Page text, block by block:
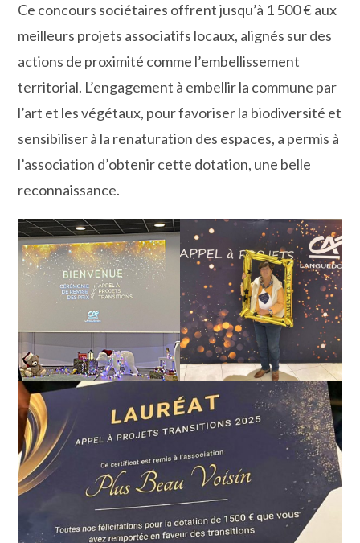
Ce concours sociétaires offrent jusqu’à 1 500 € aux
meilleurs projets associatifs locaux, alignés sur des
actions de proximité comme l’embellissement
territorial. L’engagement à embellir la commune par
l’art et les végétaux, pour favoriser la biodiversité et
sensibiliser à la renaturation des espaces, a permis à
l’association d’obtenir cette dotation, une belle
reconnaissance.